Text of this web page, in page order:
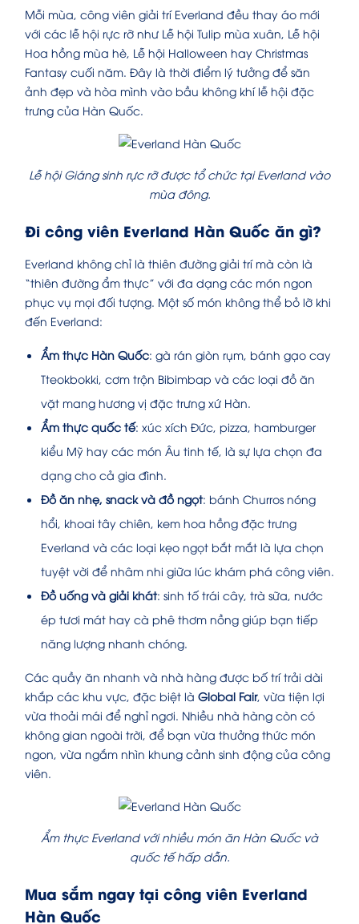
Mỗi mùa, công viên giải trí Everland đều thay áo mới
với các lễ hội rực rỡ như Lễ hội Tulip mùa xuân, Lễ hội
Hoa hồng mùa hè, Lễ hội Halloween hay Christmas
Fantasy cuối năm. Đây là thời điểm lý tưởng để săn
ảnh đẹp và hòa mình vào bầu không khí lễ hội đặc
trưng của Hàn Quốc.
Lễ hội Giáng sinh rực rỡ được tổ chức tại Everland vào
mùa đông.
Đi công viên Everland Hàn Quốc ăn gì?
Everland không chỉ là thiên đường giải trí mà còn là
“thiên đường ẩm thực” với đa dạng các món ngon
phục vụ mọi đối tượng. Một số món không thể bỏ lỡ khi
đến Everland:
Ẩm thực Hàn Quốc: gà rán giòn rụm, bánh gạo cay
Tteokbokki, cơm trộn Bibimbap và các loại đồ ăn
vặt mang hương vị đặc trưng xứ Hàn.
Ẩm thực quốc tế: xúc xích Đức, pizza, hamburger
kiểu Mỹ hay các món Âu tinh tế, là sự lựa chọn đa
dạng cho cả gia đình.
Đồ ăn nhẹ, snack và đồ ngọt: bánh Churros nóng
hổi, khoai tây chiên, kem hoa hồng đặc trưng
Everland và các loại kẹo ngọt bắt mắt là lựa chọn
tuyệt vời để nhâm nhi giữa lúc khám phá công viên.
Đồ uống và giải khát: sinh tố trái cây, trà sữa, nước
ép tươi mát hay cà phê thơm nồng giúp bạn tiếp
năng lượng nhanh chóng.
Các quầy ăn nhanh và nhà hàng được bố trí trải dài
khắp các khu vực, đặc biệt là Global Fair, vừa tiện lợi
vừa thoải mái để nghỉ ngơi. Nhiều nhà hàng còn có
không gian ngoài trời, để bạn vừa thưởng thức món
ngon, vừa ngắm nhìn khung cảnh sinh động của công
viên.
Ẩm thực Everland với nhiều món ăn Hàn Quốc và
quốc tế hấp dẫn.
Mua sắm ngay tại công viên Everland
Hàn Quốc